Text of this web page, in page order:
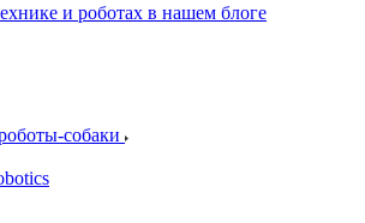
и роботах в нашем блоге
собаки